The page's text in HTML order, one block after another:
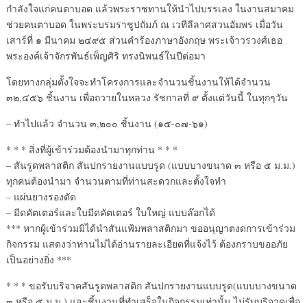
กำลังใจแก่คนตาบอด แล้วพระราชทานให้นำไปบรรเลง ในงานสมาคม
ช่วยคนตาบอด ในพระบรมราชูปถัมภ์ ณ เวทีลีลาศสวนอัมพร เมื่อวัน
เสาร์ที่ ๑ มีนาคม ๒๔๙๕ ส่วนคำร้องภาษาอังกฤษ พระเจ้าวรวงศ์เธอ
พระองค์เจ้าจักรพันธ์เพ็ญศิริ ทรงนิพนธ์ในปีต่อมา
โดยทางกลุ่มตั้งใจจะทำโครงการและจำนวนชิ้นงานให้ได้จำนวน
๓๒,๔๕๖ ชิ้นงาน เพื่อถวายในหลวง รัชกาลที่ ๙ ตั้งแต่วันนี้ ในทุกๆวัน
– ทำไปแล้ว จำนวน ๓,๒๐๐ ชิ้นงาน (๑๕-๐๗-๖๑)
* * * สิ่งที่ผู้เข้าร่วมต้องนำมาทุกท่าน * * *
– สันรูดพลาสติก สันปกรายงานแบบรูด (แบบบางขนาด ๓ หรือ ๕ ม.ม.)
ทุกคนต้องนำมา จำนวนตามที่ท่านสะดวกและตั้งใจทำ
– แผ่นยางรองตัด
– มีดคัตเตอร์และใบมีดคัตเตอร์ ใบใหญ่ แบบล๊อกได้
*** หากผู้เข้าร่วมมิได้นำสันแฟ้มพลาสติกมา ขออนุญาตงดการเข้าร่วม
กิจกรรม แสดงว่าท่านไม่ได้อ่านรายละเอียดที่แจ้งไว้ ต้องกราบขออภัย
เป็นอย่างยิ่ง ***
* * * ขอรับบริจาคสันรูดพลาสติก สันปกรายงานแบบรูด(แบบบางขนาด